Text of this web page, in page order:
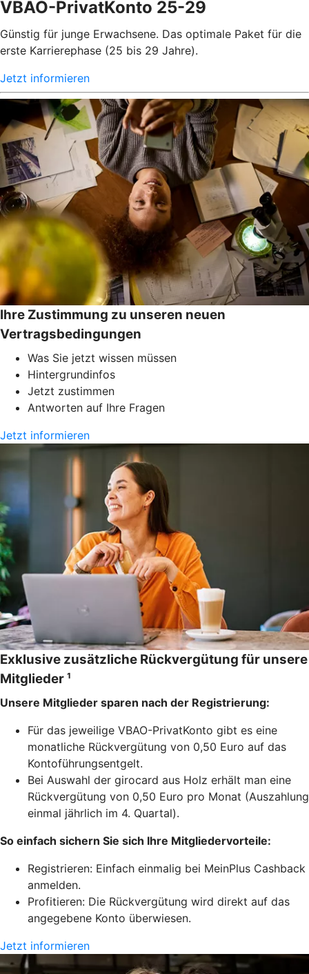
VBAO-PrivatKonto 25-29
Günstig für junge Erwachsene. Das optimale Paket für die
erste Karrierephase (25 bis 29 Jahre).
Jetzt informieren
Ihre Zustimmung zu unseren neuen
Vertragsbedingungen
Was Sie jetzt wissen müssen
Hintergrundinfos
Jetzt zustimmen
Antworten auf Ihre Fragen
Jetzt informieren
Exklusive zusätzliche Rückvergütung für unsere
Mitglieder ¹
Unsere Mitglieder sparen nach der Registrierung:
Für das jeweilige VBAO-PrivatKonto gibt es eine
monatliche Rückvergütung von 0,50 Euro auf das
Kontoführungsentgelt.
Bei Auswahl der girocard aus Holz erhält man eine
Rückvergütung von 0,50 Euro pro Monat (Auszahlung
einmal jährlich im 4. Quartal).
So einfach sichern Sie sich Ihre Mitgliedervorteile:
Registrieren: Einfach einmalig bei MeinPlus Cashback
anmelden.
Profitieren: Die Rückvergütung wird direkt auf das
angegebene Konto überwiesen.
Jetzt informieren